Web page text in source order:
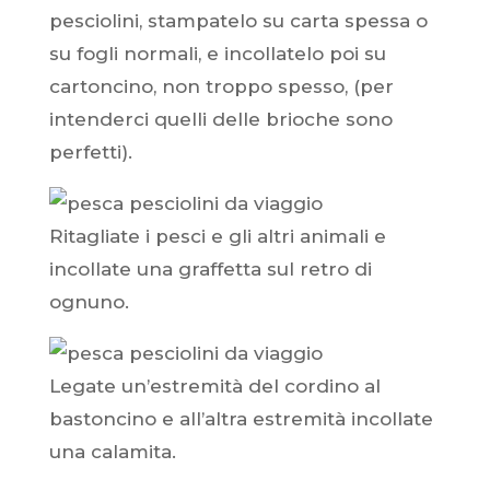
pesciolini, stampatelo su carta spessa o
su fogli normali, e incollatelo poi su
cartoncino, non troppo spesso, (per
intenderci quelli delle brioche sono
perfetti).
Ritagliate i pesci e gli altri animali e
incollate una graffetta sul retro di
ognuno.
Legate un’estremità del cordino al
bastoncino e all’altra estremità incollate
una calamita.